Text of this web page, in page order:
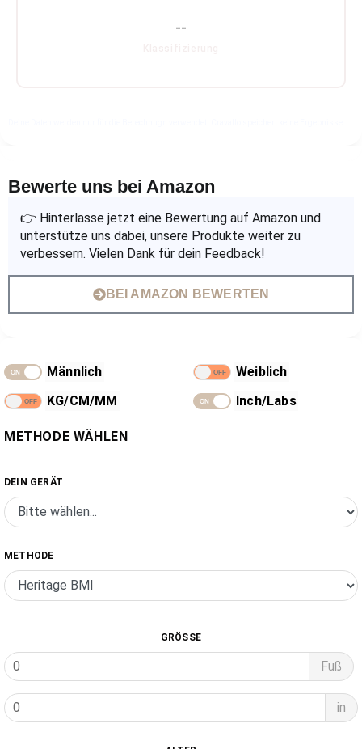
--
Bewerte uns bei Amazon
👉 Hinterlasse jetzt eine Bewertung auf Amazon und
unterstütze uns dabei, unsere Produkte weiter zu
verbessern. Vielen Dank für dein Feedback!
BEI AMAZON BEWERTEN
Männlich
Weiblich
KG/CM/MM
Inch/Labs
METHODE WÄHLEN
DEIN GERÄT
METHODE
GRÖSSE
Fuß
in